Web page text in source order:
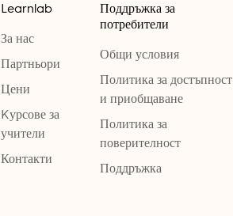
Learnlab
За нас
Партньори
Цени
Kурсове за
учители
Контакти
Поддръжка за
потребители
Общи условия
Политика за достъпност
и приобщаване
Политика за
поверителност
Поддръжка